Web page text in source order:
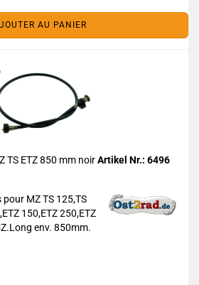
AU PANIER
TS ETZ 850 mm noirArtikel Nr.: 6496
MZ TS 125,TS
150,ETZ 250,ETZ
env. 850mm.